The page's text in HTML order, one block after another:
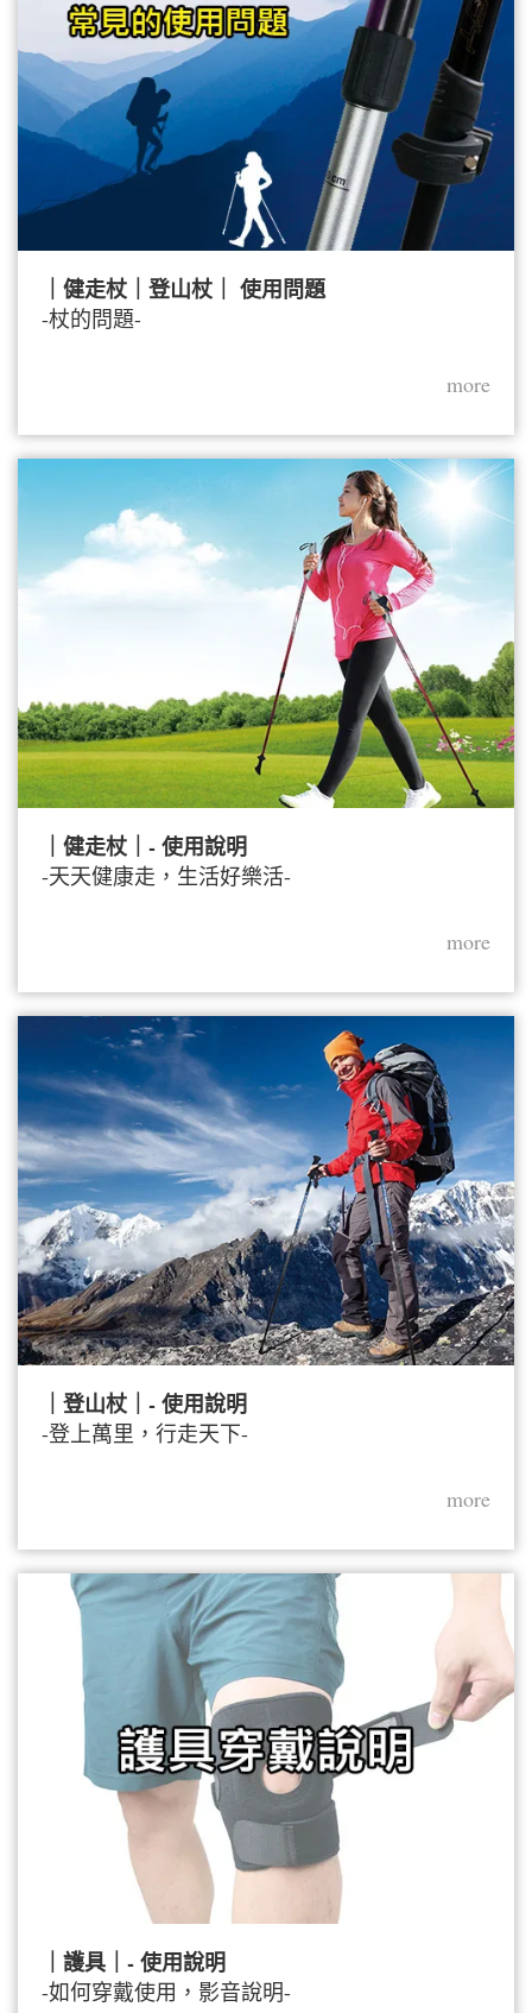
｜健走杖｜登山杖｜ 使用問題
-杖的問題-
more
｜健走杖｜- 使用說明
-天天健康走，生活好樂活-
more
｜登山杖｜- 使用說明
-登上萬里，行走天下-
more
｜護具｜- 使用說明
-如何穿戴使用，影音說明-